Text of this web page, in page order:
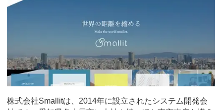
株式会社Smallitは、2014年に設立されたシステム開発会